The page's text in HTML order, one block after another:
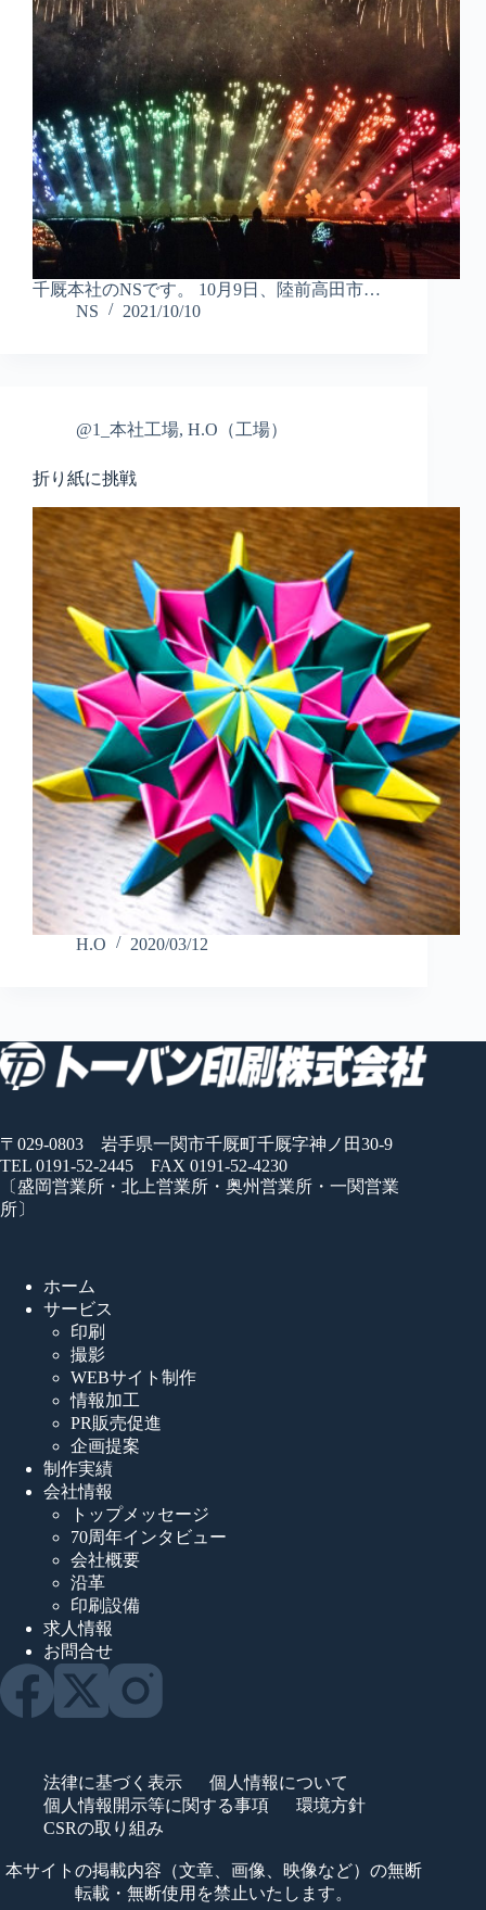
千厩本社のNSです。 10月9日、陸前高田市…
NS
2021/10/10
@1_本社工場, H.O（工場）
折り紙に挑戦
H.O 2020/03/12
〒029-0803 岩手県一関市千厩町千厩字神ノ田30-9
TEL 0191-52-2445 FAX 0191-52-4230
〔盛岡営業所・北上営業所・奥州営業所・一関営業
所〕
ホーム
サービス
印刷
撮影
WEBサイト制作
情報加工
PR販売促進
企画提案
制作実績
会社情報
トップメッセージ
70周年インタビュー
会社概要
沿革
印刷設備
求人情報
お問合せ
法律に基づく表示
個人情報について
個人情報開示等に関する事項
環境方針
CSRの取り組み
本サイトの掲載内容（文章、画像、映像など）の無断
転載・無断使用を禁止いたします。